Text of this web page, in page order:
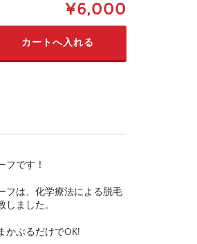
¥6,000
フです！
フは、化学療法による脱毛
ました。
かぶるだけでOK!